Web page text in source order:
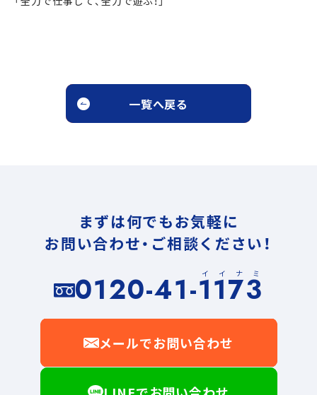
一覧へ戻る
まずは何でもお気軽に
お問い合わせ・ご相談ください！
イイナミ
0120-41-1173
メールでお問い合わせ